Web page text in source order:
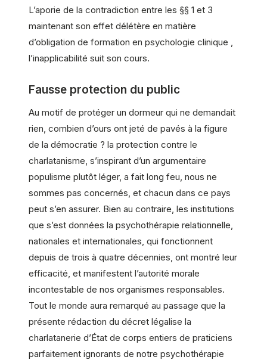
L’aporie de la contradiction entre les §§ 1 et 3
maintenant son effet délétère en matière
d’obligation de formation en psychologie clinique ,
l’inapplicabilité suit son cours.
Fausse protection du public
Au motif de protéger un dormeur qui ne demandait
rien, combien d’ours ont jeté de pavés à la figure
de la démocratie ? la protection contre le
charlatanisme, s’inspirant d’un argumentaire
populisme plutôt léger, a fait long feu, nous ne
sommes pas concernés, et chacun dans ce pays
peut s’en assurer. Bien au contraire, les institutions
que s’est données la psychothérapie relationnelle,
nationales et internationales, qui fonctionnent
depuis de trois à quatre décennies, ont montré leur
efficacité, et manifestent l’autorité morale
incontestable de nos organismes responsables.
Tout le monde aura remarqué au passage que la
présente rédaction du décret légalise la
charlatanerie d’État de corps entiers de praticiens
parfaitement ignorants de notre psychothérapie